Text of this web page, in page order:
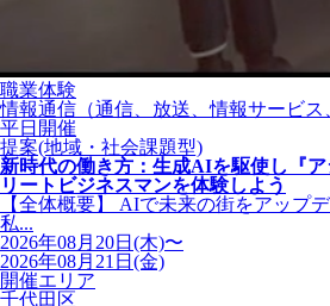
職業体験
情報通信（通信、放送、情報サービス
平日開催
提案(地域・社会課題型)
新時代の働き方：生成AIを駆使し『
リートビジネスマンを体験しよう
【全体概要】 AIで未来の街をアップ
私...
2026年08月20日(木)〜
2026年08月21日(金)
開催エリア
千代田区